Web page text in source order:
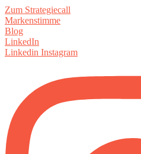
Zum Strategiecall
Markenstimme
Blog
LinkedIn
Linkedin Instagram